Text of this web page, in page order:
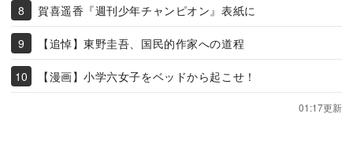
賀喜遥香『週刊少年チャンピオン』表紙に
【追悼】東野圭吾、国民的作家への道程
【漫画】小学六女子をベッドから起こせ！
01:17更新